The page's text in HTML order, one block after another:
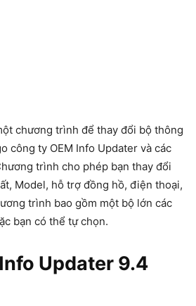
chương trình để thay đổi bộ thông
công ty OEM Info Updater và các
trình cho phép bạn thay đổi
Model, hỗ trợ đồng hồ, điện thoại,
trình bao gồm một bộ lớn các
bạn có thể tự chọn.
Updater 9.4